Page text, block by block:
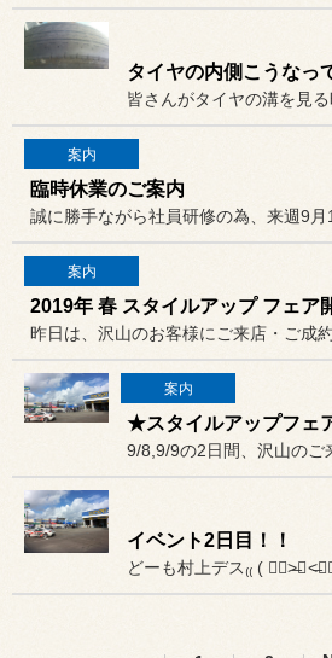
タイヤの内側こうなっ
案内
臨時休業のご案内
案内
2019年 春 スタイルアップ フェア
案内
イベント2日目！！
どーも村上デス₍₍ ( ๑॔˃̶◡